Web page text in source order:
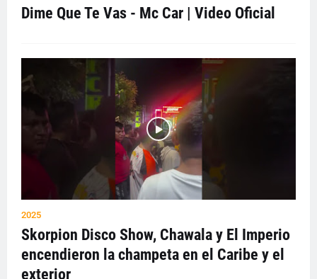
Dime Que Te Vas - Mc Car | Video Oficial
2025
Skorpion Disco Show, Chawala y El Imperio
encendieron la champeta en el Caribe y el
exterior